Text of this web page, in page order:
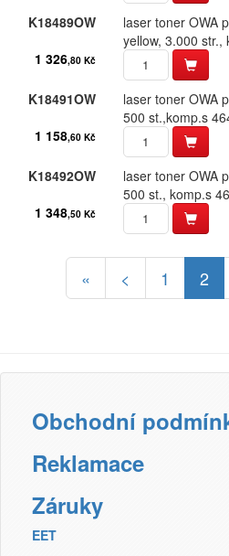
K18489OW
laser toner OWA
yellow,​ 3.​000 str.​,​
1 326,80 Kč
K18491OW
laser toner OWA
500 st.​,​komp.​s
1 158,60 Kč
K18492OW
laser toner OWA
500 st.​,​ komp.​s
1 348,50 Kč
« < 1 2
Obchodní
Reklamace
Záruky
EET